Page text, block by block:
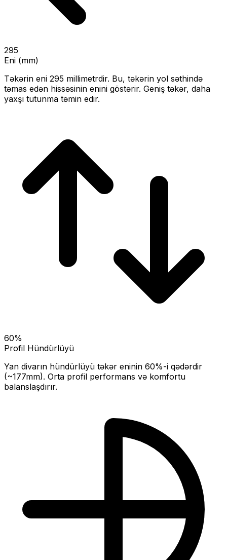
295
Eni (mm)
Təkərin eni 295 millimetrdir. Bu, təkərin yol səthində
təmas edən hissəsinin enini göstərir. Geniş təkər, daha
yaxşı tutunma təmin edir.
60%
Profil Hündürlüyü
Yan divarın hündürlüyü təkər eninin 60%-i qədərdir
(~177mm). Orta profil performans və komfortu
balanslaşdırır.